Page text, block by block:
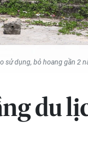
sử dụng, bỏ hoang gần 2
du